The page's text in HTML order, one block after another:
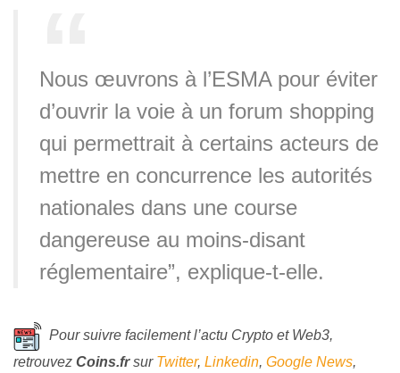
Nous œuvrons à l’ESMA pour éviter
d’ouvrir la voie à un forum shopping
qui permettrait à certains acteurs de
mettre en concurrence les autorités
nationales dans une course
dangereuse au moins-disant
réglementaire”, explique-t-elle.
Pour suivre facilement l’actu Crypto et Web3,
retrouvez Coins.frsur Twitter, Linkedin, Google News,